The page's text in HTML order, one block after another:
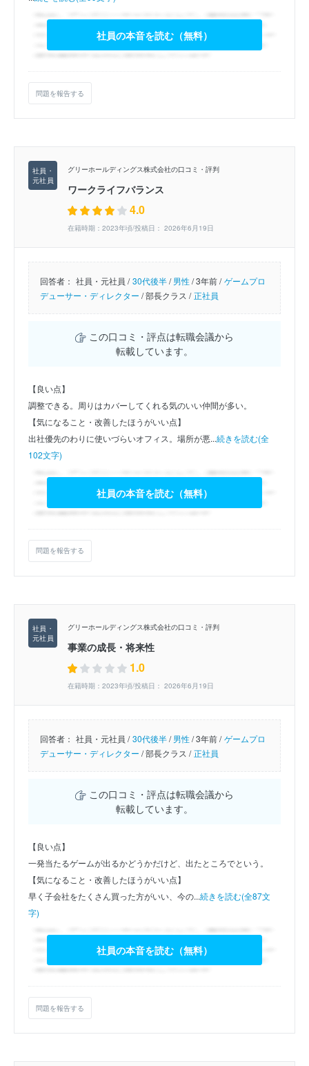
社員の本音を読む（無料）
問題を報告する
グリーホールディングス株式会社の口コミ・評判
ワークライフバランス
4.0
在籍時期：2023年頃/投稿日： 2026年6月19日
回答者： 社員・元社員 / 30代後半/男性/3年前 / ゲームプロ
デューサー・ディレクター /部長クラス / 正社員
この口コミ・評点は転職会議から
転載しています。
【良い点】
調整できる。周りはカバーしてくれる気のいい仲間が多い。
【気になること・改善したほうがいい点】
出社優先のわりに使いづらいオフィス。場所が悪...続きを読む(全
102文字)
社員の本音を読む（無料）
問題を報告する
グリーホールディングス株式会社の口コミ・評判
事業の成長・将来性
1.0
在籍時期：2023年頃/投稿日： 2026年6月19日
回答者： 社員・元社員 / 30代後半/男性/3年前 / ゲームプロ
デューサー・ディレクター /部長クラス / 正社員
この口コミ・評点は転職会議から
転載しています。
【良い点】
一発当たるゲームが出るかどうかだけど、出たところでという。
【気になること・改善したほうがいい点】
早く子会社をたくさん買った方がいい、今の...続きを読む(全87文
字)
社員の本音を読む（無料）
問題を報告する